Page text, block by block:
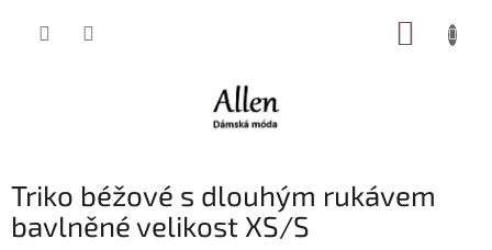
Triko béžové s dlouhým rukávem
bavlněné velikost XS/S